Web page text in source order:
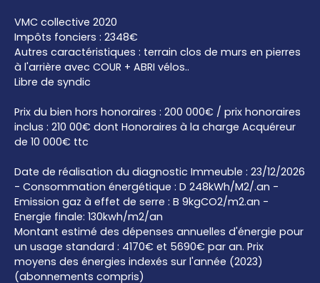
VMC collective 2020
Impôts fonciers : 2348€
Autres caractéristiques : terrain clos de murs en pierres
à l'arrière avec COUR + ABRI vélos..
Libre de syndic
Prix du bien hors honoraires : 200 000€ / prix honoraires
inclus : 210 00€ dont Honoraires à la charge Acquéreur
de 10 000€ ttc
Date de réalisation du diagnostic Immeuble : 23/12/2026
- Consommation énergétique : D 248kWh/M2/.an -
Emission gaz à effet de serre : B 9kgCO2/m2.an -
Energie finale: 130kwh/m2/an
Montant estimé des dépenses annuelles d'énergie pour
un usage standard : 4170€ et 5690€ par an. Prix
moyens des énergies indexés sur l'année (2023)
(abonnements compris)